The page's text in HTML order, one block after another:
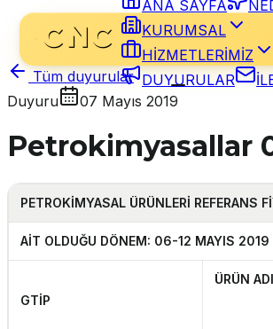
ANA SAYFA
KURUMSAL
HİZMETLERİMİZ
DUYURULAR
Tüm duyurular
Duyuru
07 Mayıs 2019
Petrokimyasallar
PETROKİMYASAL ÜRÜNLERİ REFERANS
AİT OLDUĞU DÖNEM: 06-12 MAYIS 2019
GTİP
ÜRÜN